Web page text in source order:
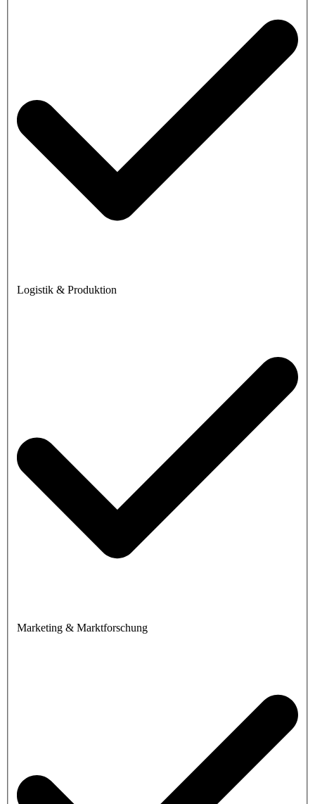
Logistik & Produktion
Marketing & Marktforschung